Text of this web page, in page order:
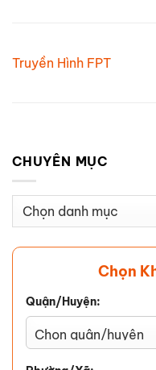
Truyền Hình FPT
CHUYÊN MỤC
Chuyên
Chọn
Quận/Huyện: